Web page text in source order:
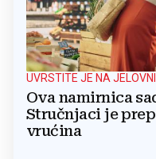
UVRSTITE JE NA
Ova namirnica
Stručnjaci je
vrućina